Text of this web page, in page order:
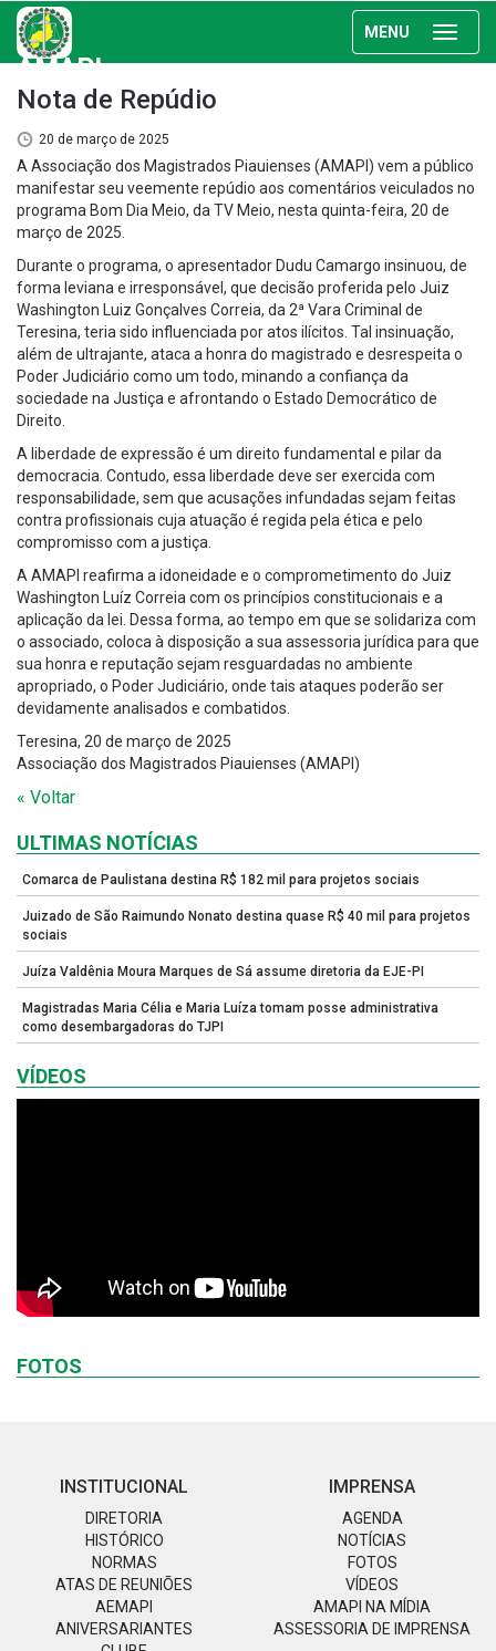
MENU
AMAPI
Nota de Repúdio
20 de março de 2025
A Associação dos Magistrados Piauienses (AMAPI) vem a público
manifestar seu veemente repúdio aos comentários veiculados no
programa Bom Dia Meio, da TV Meio, nesta quinta-feira, 20 de
março de 2025.
Durante o programa, o apresentador Dudu Camargo insinuou, de
forma leviana e irresponsável, que decisão proferida pelo Juiz
Washington Luiz Gonçalves Correia, da 2ª Vara Criminal de
Teresina, teria sido influenciada por atos ilícitos. Tal insinuação,
além de ultrajante, ataca a honra do magistrado e desrespeita o
Poder Judiciário como um todo, minando a confiança da
sociedade na Justiça e afrontando o Estado Democrático de
Direito.
A liberdade de expressão é um direito fundamental e pilar da
democracia. Contudo, essa liberdade deve ser exercida com
responsabilidade, sem que acusações infundadas sejam feitas
contra profissionais cuja atuação é regida pela ética e pelo
compromisso com a justiça.
A AMAPI reafirma a idoneidade e o comprometimento do Juiz
Washington Luíz Correia com os princípios constitucionais e a
aplicação da lei. Dessa forma, ao tempo em que se solidariza com
o associado, coloca à disposição a sua assessoria jurídica para que
sua honra e reputação sejam resguardadas no ambiente
apropriado, o Poder Judiciário, onde tais ataques poderão ser
devidamente analisados e combatidos.
Teresina, 20 de março de 2025
Associação dos Magistrados Piauienses (AMAPI)
« Voltar
ULTIMAS NOTÍCIAS
Comarca de Paulistana destina R$ 182 mil para projetos sociais
Juizado de São Raimundo Nonato destina quase R$ 40 mil para projetos
sociais
Juíza Valdênia Moura Marques de Sá assume diretoria da EJE-PI
Magistradas Maria Célia e Maria Luíza tomam posse administrativa
como desembargadoras do TJPI
VÍDEOS
FOTOS
INSTITUCIONAL
DIRETORIA
HISTÓRICO
NORMAS
ATAS DE REUNIÕES
AEMAPI
ANIVERSARIANTES
IMPRENSA
AGENDA
NOTÍCIAS
FOTOS
VÍDEOS
AMAPI NA MÍDIA
ASSESSORIA DE IMPRENSA